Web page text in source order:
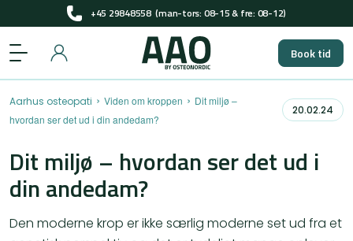
Få pladser til gratis screening i 2026
+45 29848558(man-tors: 08-15 & fre: 08-12)
Få pladser til gratis screening i 2026
Book tid
Aarhus osteopati › Viden om kroppen › Dit miljø –
hvordan ser det ud i din andedam?
20.02.24
Dit miljø – hvordan ser det ud i
din andedam?
Den moderne krop er ikke særlig moderne set ud fra et